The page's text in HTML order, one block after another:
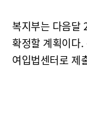
복지부는 다음달
확정할 계획이다
여입법센터로 제